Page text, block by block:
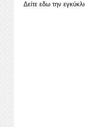
Δείτε εδω την